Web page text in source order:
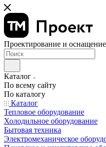
Проектирование и
Каталог
По всему сайту
По каталогу
Каталог
Тепловое оборудование
Холодильное оборудование
Бытовая техника
Электромеханическое